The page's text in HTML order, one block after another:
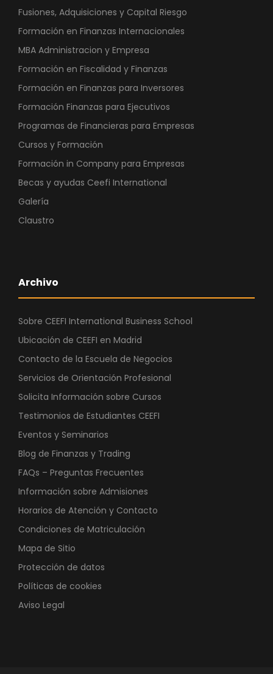
Fusiones, Adquisiciones y Capital Riesgo
Formación en Finanzas Internacionales
MBA Administracion y Empresa
Formación en Fiscalidad y Finanzas
Formación en Finanzas para Inversores
Formación Finanzas para Ejecutivos
Programas de Financieras para Empresas
Cursos y Formación
Formación in Company para Empresas
Becas y ayudas Ceefi International
Galería
Claustro
Archivo
Sobre CEEFI International Business School
Ubicación de CEEFI en Madrid
Contacto de la Escuela de Negocios
Servicios de Orientación Profesional
Solicita Información sobre Cursos
Testimonios de Estudiantes CEEFI
Eventos y Seminarios
Blog de Finanzas y Trading
FAQs – Preguntas Frecuentes
Información sobre Admisiones
Horarios de Atención y Contacto
Condiciones de Matriculación
Mapa de Sitio
Protección de datos
Políticas de cookies
Aviso Legal